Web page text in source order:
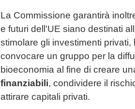
La Commissione garantirà
e futuri dell'UE siano destinati
stimolare gli investimenti
convocare un gruppo per la
bioeconomia al fine di creare
finanziabili, condividere il
attirare capitali privati.